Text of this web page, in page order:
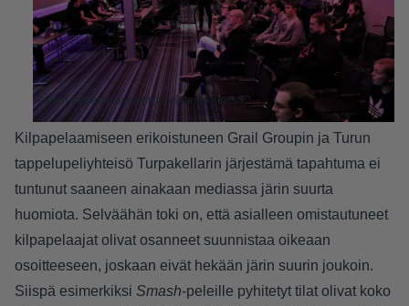
Tekken-turnauksessa oli tunnelma katossa.
Kilpapelaamiseen erikoistuneen Grail Groupin ja Turun
tappelupeliyhteisö Turpakellarin järjestämä tapahtuma ei
tuntunut saaneen ainakaan mediassa järin suurta
huomiota. Selväähän toki on, että asialleen omistautuneet
kilpapelaajat olivat osanneet suunnistaa oikeaan
osoitteeseen, joskaan eivät hekään järin suurin joukoin.
Siispä esimerkiksi Smash-peleille pyhitetyt tilat olivat koko